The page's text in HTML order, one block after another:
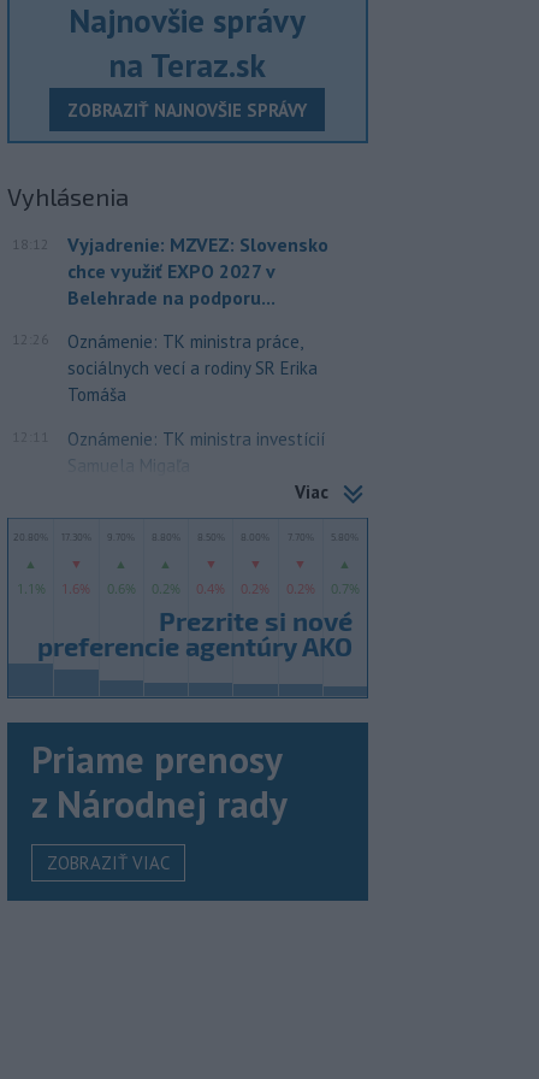
Najnovšie správy
na Teraz.sk
ZOBRAZIŤ NAJNOVŠIE SPRÁVY
Vyhlásenia
18:12
Vyjadrenie: MZVEZ: Slovensko
chce využiť EXPO 2027 v
Belehrade na podporu...
12:26
Oznámenie: TK ministra práce,
sociálnych vecí a rodiny SR Erika
Tomáša
Oznámenie: TK ministra investícií
Samuela Migaľa
Viac
Priame prenosy
z Národnej rady
ZOBRAZIŤ VIAC